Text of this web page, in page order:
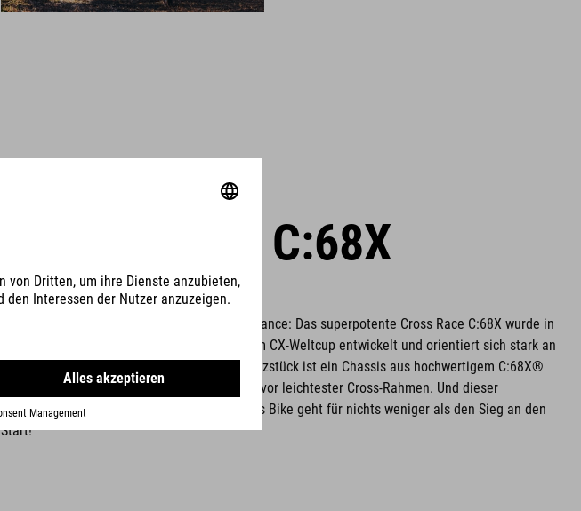
CROSS RACE C:68X
CYCLOCROSS FOR CHAMPIONS
Keine Kompromisse in Sachen Cross-Performance: Das superpotente Cross Race C:68X wurde in
Zusammenarbeit mit unseren Profiathleten im CX-Weltcup entwickelt und orientiert sich stark an
unseren High-End-Carbonrennrädern. Das Herzstück ist ein Chassis aus hochwertigem C:68X®
Carbon, das 200 g weniger wiegt als unser zuvor leichtester Cross-Rahmen. Und dieser
Unterschied ist deutlich spürbar! Fazit: Dieses Bike geht für nichts weniger als den Sieg an den
Start!